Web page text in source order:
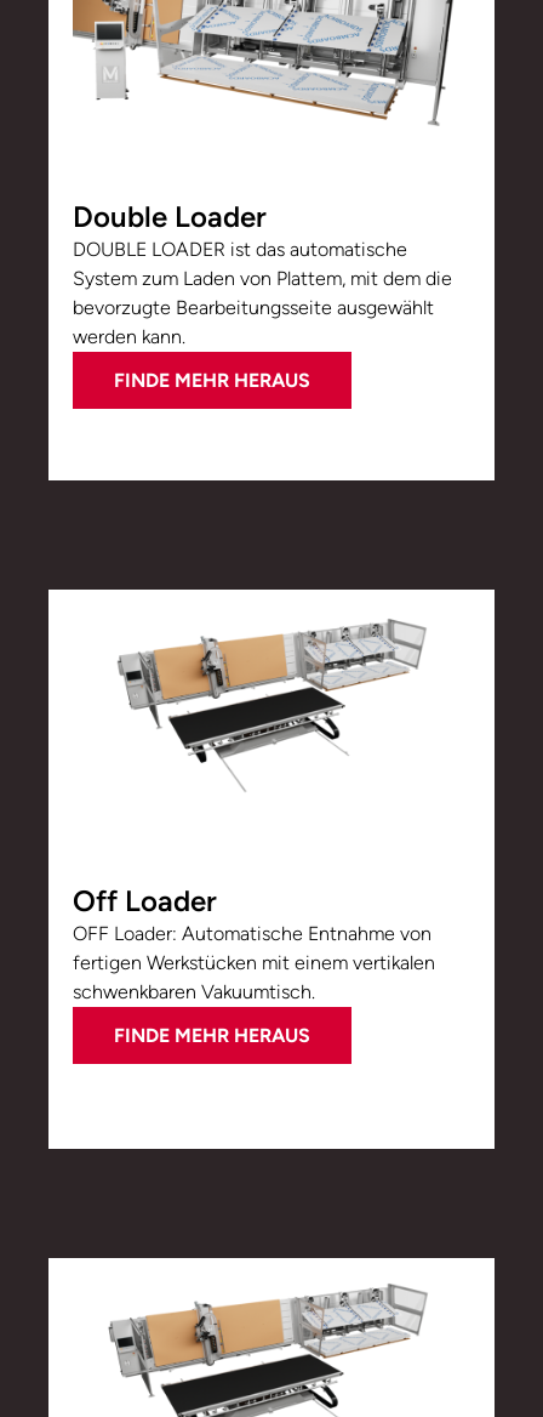
Double Loader
DOUBLE LOADER ist das automatische
System zum Laden von Plattem, mit dem die
bevorzugte Bearbeitungsseite ausgewählt
werden kann.
FINDE MEHR HERAUS
Off Loader
OFF Loader: Automatische Entnahme von
fertigen Werkstücken mit einem vertikalen
schwenkbaren Vakuumtisch.
FINDE MEHR HERAUS